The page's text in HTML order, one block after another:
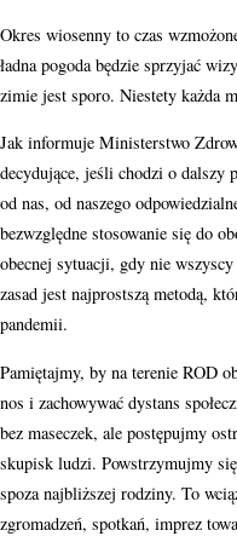
Okres wiosenny to czas
ładna pogoda będzie sprzyjać
zimie jest sporo. Niestety każda
Jak informuje Ministerstwo
decydujące, jeśli chodzi o
od nas, od naszego
bezwzględne stosowanie się do
obecnej sytuacji, gdy nie
zasad jest najprostszą metodą,
pandemii.
Pamiętajmy, by na terenie ROD
nos i zachowywać dystans
bez maseczek, ale postępujmy
skupisk ludzi. Powstrzymujmy
spoza najbliższej rodziny. To
zgromadzeń, spotkań, imprez